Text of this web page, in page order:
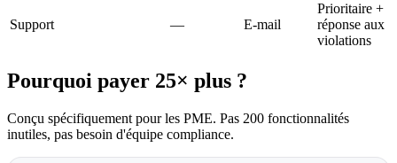
Support — E-mail
Prioritaire +
réponse aux
violations
Pourquoi payer 25× plus ?
Conçu spécifiquement pour les PME. Pas 200 fonctionnalités
inutiles, pas besoin d'équipe compliance.